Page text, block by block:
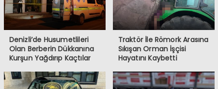
Denizli’de Husumetlileri
Olan Berberin Dükkanına
Kurşun Yağdırıp Kaçtılar
Traktör İle Römork Arasına
Sıkışan Orman İşçisi
Hayatını Kaybetti